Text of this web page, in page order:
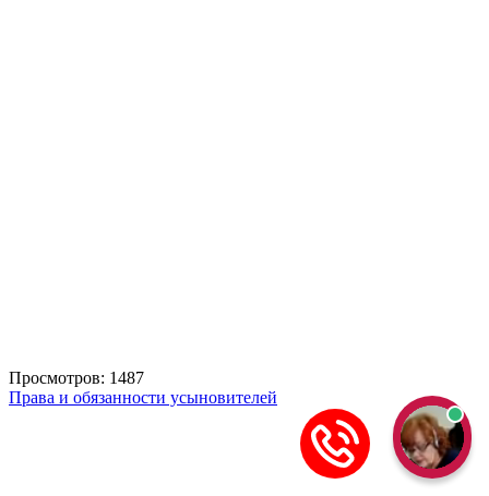
Просмотров: 1487
Права и обязанности усыновителей